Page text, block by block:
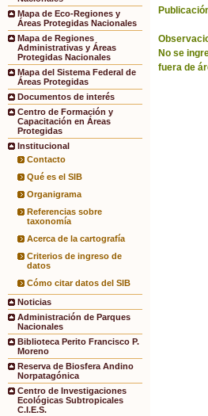
Mapa de Eco-Regiones y
Áreas Protegidas Nacionales
Mapa de Regiones
Administrativas y Áreas
Protegidas Nacionales
Mapa del Sistema Federal de
Áreas Protegidas
Documentos de interés
Centro de Formación y
Capacitación en Áreas
Protegidas
Institucional
Contacto
Qué es el SIB
Organigrama
Referencias sobre
taxonomía
Acerca de la cartografía
Criterios de ingreso de
datos
Cómo citar datos del SIB
Noticias
Administración de Parques
Nacionales
Biblioteca Perito Francisco P.
Moreno
Reserva de Biosfera Andino
Norpatagónica
Centro de Investigaciones
Ecológicas Subtropicales
C.I.E.S.
No se
fuera de